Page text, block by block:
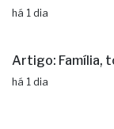
há 1 dia
Artigo: Família,
há 1 dia